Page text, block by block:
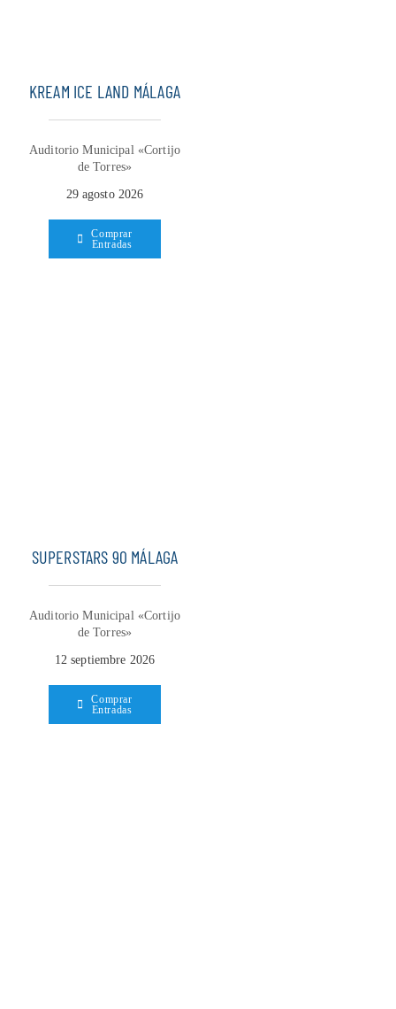
KREAM ICE LAND MÁLAGA
Auditorio Municipal «Cortijo
de Torres»
29 agosto 2026
Comprar
Entradas
SUPERSTARS 90 MÁLAGA
Auditorio Municipal «Cortijo
de Torres»
12 septiembre 2026
Comprar
Entradas